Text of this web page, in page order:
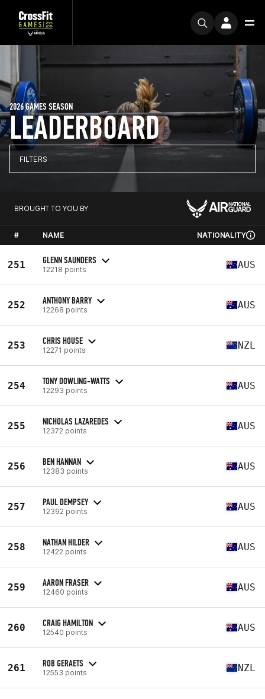
LEADERBOARD
2026 GAMES SEASON
FILTERS
BROUGHT TO YOU BY
# NAME NATIONALITY
251 GLENN SAUNDERS
12218 points AUS
252 ANTHONY BARRY
12268 points AUS
253 CHRIS HOUSE
12271 points NZL
254 TONY DOWLING-WATTS
12293 points AUS
255 NICHOLAS LAZAREDES
12372 points AUS
256 BEN HANNAN
12383 points AUS
257 PAUL DEMPSEY
12392 points AUS
258 NATHAN HILDER
12422 points AUS
259 AARON FRASER
12460 points AUS
260 CRAIG HAMILTON
12540 points AUS
261 ROB GERAETS
12553 points NZL